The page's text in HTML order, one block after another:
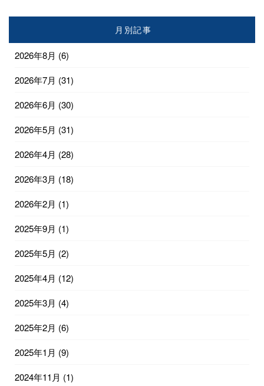
月別記事
2026年8月 (6)
2026年7月 (31)
2026年6月 (30)
2026年5月 (31)
2026年4月 (28)
2026年3月 (18)
2026年2月 (1)
2025年9月 (1)
2025年5月 (2)
2025年4月 (12)
2025年3月 (4)
2025年2月 (6)
2025年1月 (9)
2024年11月 (1)